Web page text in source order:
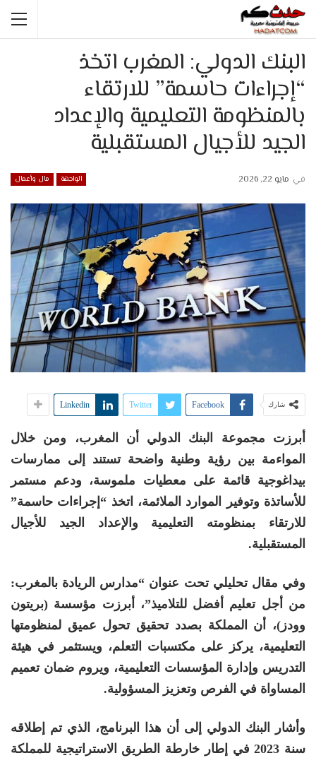
البنك الدولي: المغرب اتخذ
“إجراءات حاسمة” للارتقاء
بالمنظومة التعليمية والإعداد
الجيد للأجيال المستقبلية
الواجهة مال وأعمال في مايو 22, 2026
شارك Facebook
Twitter
Linkedin
أبرزت مجموعة البنك الدولي أن المغرب، ومن خلال
المواءمة بين رؤية وطنية واضحة تستند إلى ممارسات
بيداغوجية قائمة على معطيات ملموسة، ودعم مستمر
للأساتذة وتوفير الموارد الملائمة، اتخذ “إجراءات حاسمة”
للارتقاء بمنظومته التعليمية والإعداد الجيد للأجيال
المستقبلية.
وفي مقال تحليلي تحت عنوان “مدارس الريادة بالمغرب:
من أجل تعليم أفضل للتلاميذ”، أبرزت مؤسسة (بريتون
وودز)، أن المملكة بصدد تحقيق تحول عميق لمنظومتها
التعليمية، يركز على مكتسبات التعلم، ويستثمر في هيئة
التدريس وإدارة المؤسسات التعليمية، ويروم ضمان تعميم
المساواة في الفرص وتعزيز المسؤولية.
وأشار البنك الدولي إلى أن هذا البرنامج، الذي تم إطلاقه
سنة 2023 في إطار خارطة الطريق الاستراتيجية للمملكة